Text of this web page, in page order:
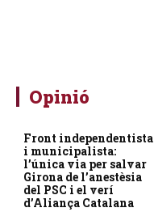
Opinió
Front independentista
i municipalista:
l’única via per salvar
Girona de l’anestèsia
del PSC i el verí
d’Aliança Catalana